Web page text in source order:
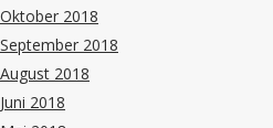
Oktober 2018
September 2018
August 2018
Juni 2018